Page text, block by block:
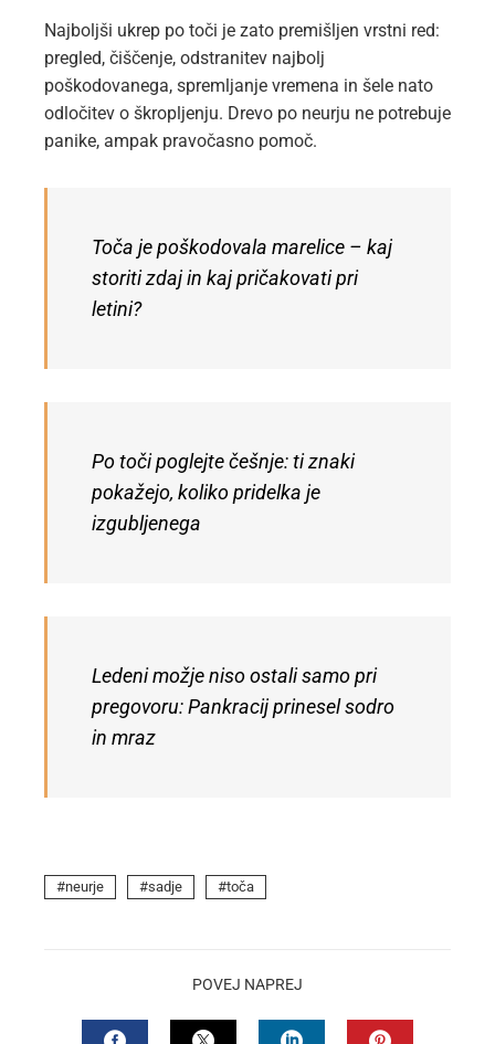
Najboljši ukrep po toči je zato premišljen vrstni red:
pregled, čiščenje, odstranitev najbolj
poškodovanega, spremljanje vremena in šele nato
odločitev o škropljenju. Drevo po neurju ne potrebuje
panike, ampak pravočasno pomoč.
Toča je poškodovala marelice – kaj
storiti zdaj in kaj pričakovati pri
letini?
Po toči poglejte češnje: ti znaki
pokažejo, koliko pridelka je
izgubljenega
Ledeni možje niso ostali samo pri
pregovoru: Pankracij prinesel sodro
in mraz
neurje sadje toča
POVEJ NAPREJ